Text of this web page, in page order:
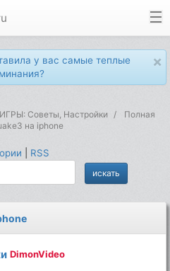
×
у вас самые теплые
ИГРЫ: Советы, Настройки
Полная
на iphone
RSS
DimonVideo